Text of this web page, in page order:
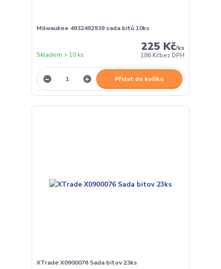
Milwaukee 4932492939 sada bitů 10ks
225 Kč/ks
186 Kčbez DPH
Skladem > 10 ks
Přidat do košíku
XTrade X0900076 Sada bitov 23ks